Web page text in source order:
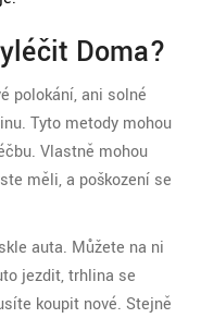
Doma?
polokání, ani solné
Tyto metody mohou
Vlastně mohou
měli, a poškození se
auta. Můžete na ni
jezdit, trhlina se
koupit nové. Stejně